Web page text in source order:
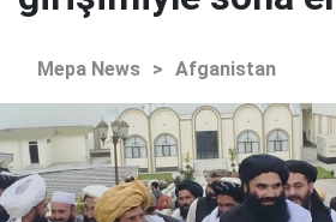
Mepa News > Afganistan